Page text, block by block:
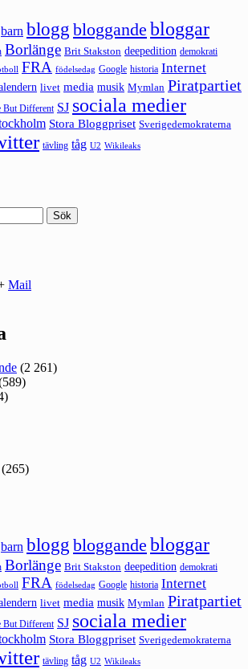
barn blogg bloggande bloggar
Borlänge Brit Stakston deepedition demokrati
FRA födelsedag Google historia Internet
livet media musik Mymlan Piratpartiet
But Different SJ sociala medier
Stora Bloggpriset Sverigedemokraterna
tävling tåg U2 Wikileaks
Mail
(2 261)
(265)
barn blogg bloggande bloggar
Borlänge Brit Stakston deepedition demokrati
FRA födelsedag Google historia Internet
livet media musik Mymlan Piratpartiet
But Different SJ sociala medier
Stora Bloggpriset Sverigedemokraterna
tävling tåg U2 Wikileaks